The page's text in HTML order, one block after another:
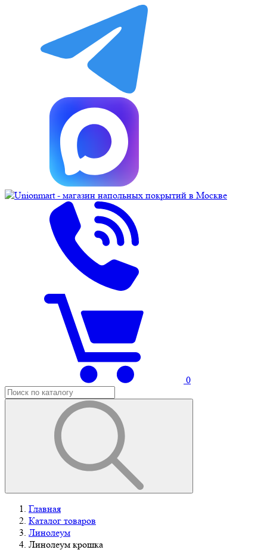
0
Главная
Каталог товаров
Линолеум
Линолеум крошка